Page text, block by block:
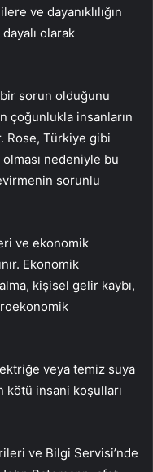
ve dayanıklılığın
olarak
bir sorun olduğunu
çoğunlukla insanların
Rose, Türkiye gibi
nedeniyle bu
sorunlu
ve ekonomik
Ekonomik
kişisel gelir kaybı,
veya temiz suya
kötü insani koşulları
ve Bilgi Servisi’nde